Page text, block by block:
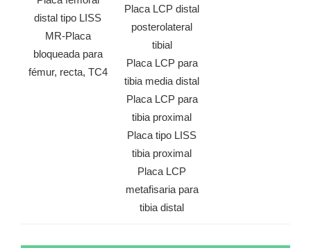
distal tipo LISS
MR-Placa
bloqueada para
fémur, recta, TC4
Placa LCP distal
posterolateral
tibial
Placa LCP para
tibia media distal
Placa LCP para
tibia proximal
Placa tipo LISS
tibia proximal
Placa LCP
metafisaria para
tibia distal